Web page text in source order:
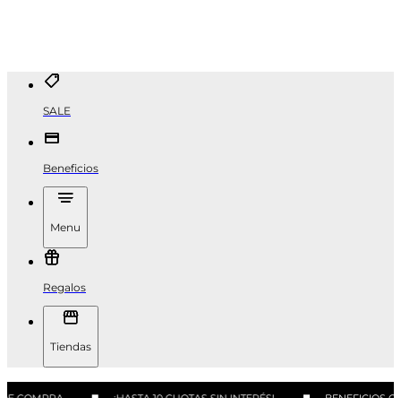
SALE
Beneficios
Menu
Regalos
Tiendas